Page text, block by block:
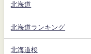
北海道
北海道ランキング
北海道桜